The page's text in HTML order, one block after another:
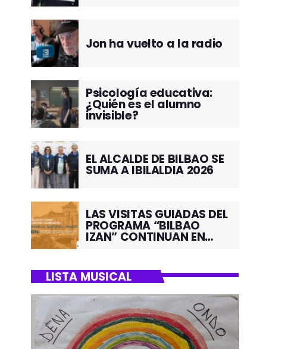
Jon ha vuelto a la radio
Psicología educativa:
¿Quién es el alumno
invisible?
EL ALCALDE DE BILBAO SE
SUMA A IBILALDIA 2026
LAS VISITAS GUIADAS DEL
PROGRAMA “BILBAO
IZAN” CONTINUAN EN
LISTA MUSICAL